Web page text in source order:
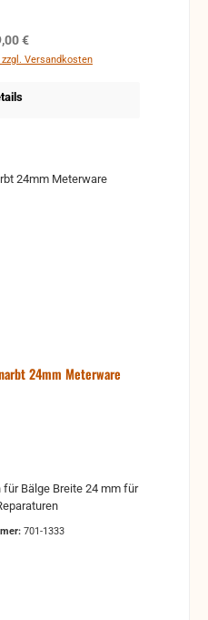
Preis:
€
Versandkosten
24mm Meterware
24 mm für
701-1333